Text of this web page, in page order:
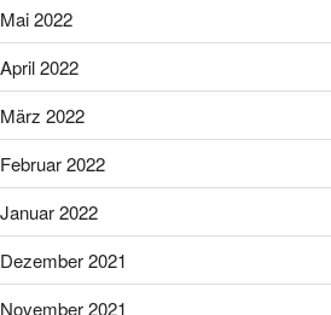
Mai 2022
April 2022
März 2022
Februar 2022
Januar 2022
Dezember 2021
November 2021